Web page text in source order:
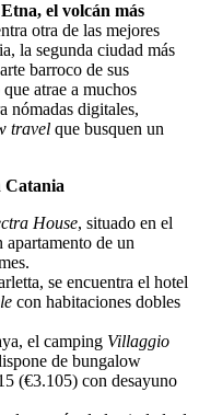
el volcán más
otra de las mejores
la segunda ciudad más
barroco de sus
atrae a muchos
nómadas digitales,
travel que busquen un
Catania
House, situado en el
de un
se encuentra el hotel
con habitaciones dobles
el camping Villaggio
de bungalow
(€3.105) con desayuno